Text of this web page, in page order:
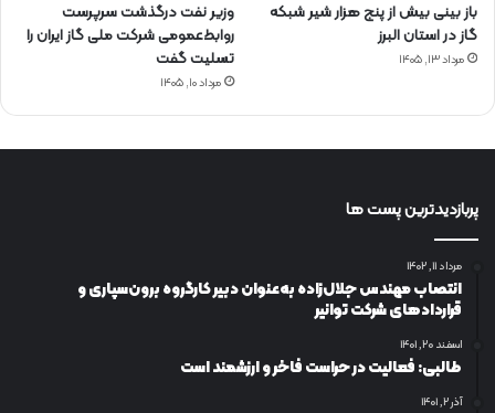
باز بینی بیش از پنج هزار شیر شبکه
گاز در استان البرز
مرداد ۱۳, ۱۴۰۵
وزیر نفت درگذشت سرپرست
روابط‌عمومی شرکت ملی گاز ایران را
تسلیت گفت
مرداد ۱۰, ۱۴۰۵
پربازدیدترین پست ها
مرداد ۱۱, ۱۴۰۲
انتصاب مهندس جلال‌زاده به‌عنوان دبیر كارگروه برون‌سپاری و
قراردادهای شركت توانیر
اسفند ۲۰, ۱۴۰۱
طالبی: فعالیت در حراست فاخر و ارزشمند است
آذر ۲, ۱۴۰۱